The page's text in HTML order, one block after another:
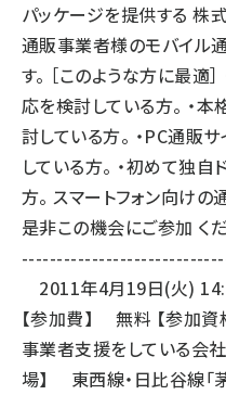
パッケージを提供する 株
通販事業者様のモバイル
す。 ［このような方に最適
応を検討している方。 ・
討している方。 ・PC通販
している方。 ・初めて独
方。 スマートフォン向け
是非この機会にご参加
2011年4月19日(火)
【参加費】 無料 【参加
事業者支援をしている会
場】 東西線・日比谷線